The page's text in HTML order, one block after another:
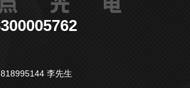
李先生